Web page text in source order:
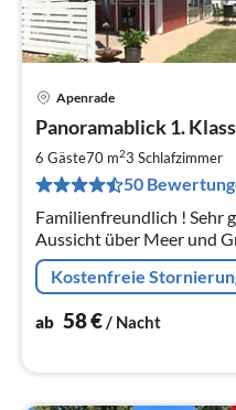
Apenrade
Panoramablick 1.
6 Gäste70 m23 Schlafzimmer
50
Familienfreundlich ! Sehr
Aussicht über Meer und
zentrale Lage. 150 m zum
Nur 30 km von Flensburg
Kostenfreie
ab 58€/ Nacht